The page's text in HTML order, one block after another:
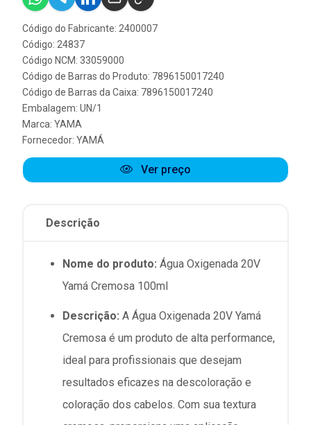
Código do Fabricante: 2400007
Código: 24837
Código NCM: 33059000
Código de Barras do Produto: 7896150017240
Código de Barras da Caixa: 7896150017240
Embalagem: UN/1
Marca: YAMA
Fornecedor: YAMÁ
Ver preço
Descrição
Nome do produto: Água Oxigenada 20V
Yamá Cremosa 100ml
Descrição: A Água Oxigenada 20V Yamá
Cremosa é um produto de alta performance,
ideal para profissionais que desejam
resultados eficazes na descoloração e
coloração dos cabelos. Com sua textura